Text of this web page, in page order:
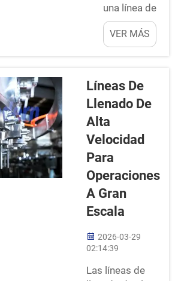
contrario,
surgen
problemas.
Cantidades
una línea de
llenado
puede ser
una decisión
para el
negocio. La
línea de
llenado es
donde se
productos
como
bebidas o
salsas.
un papel
fundamental
en la
VER MÁS
Líneas De
Llenado De
Alta
Velocidad
Para
Operaciones
A Gran
Escala
2026-03-29
02:14:39
Las líneas de